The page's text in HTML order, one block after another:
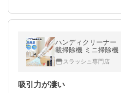
ハンディクリーナー
載掃除機 ミニ掃除機
多機能 パワフル 強
庭用 爆買
スラッシュ専門店
吸引力が凄い